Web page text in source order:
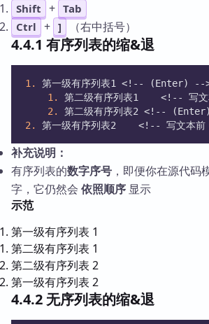
Shift + Tab
Ctrl + ] （右中括号）
4.4.1 有序列表的缩&退
1.
第一级有序列表1 <!-- (Enter) --
1.
第二级有序列表1    <!-- 写
2.
第二级有序列表2 <!--
2.
第一级有序列表2    <!-- 写文
补充说明：
有序列表的数字序号 ，即便你在源代码
字，它仍然会 依照顺序 显示
示范
第一级有序列表 1
第二级有序列表 1
第二级有序列表 2
第一级有序列表 2
4.4.2 无序列表的缩&退